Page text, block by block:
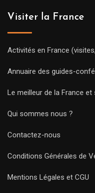
Visiter la France
Activités en France
Annuaire des guides-
Le meilleur de la France et
Qui sommes nous ?
Contactez-nous
Conditions Générales de
Mentions Légales et CGU